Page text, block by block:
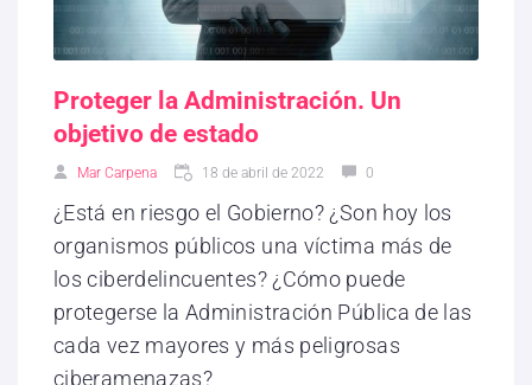
Proteger la Administración. Un
objetivo de estado
Mar Carpena 18 de abril de 2022 0
¿Está en riesgo el Gobierno? ¿Son hoy los
organismos públicos una víctima más de
los ciberdelincuentes? ¿Cómo puede
protegerse la Administración Pública de las
cada vez mayores y más peligrosas
ciberamenazas?